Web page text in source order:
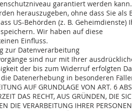
garantiert werden
herauszugeben, ohne dass Sie
US-Behörden (z. B.
Wir haben auf diese
Einfluss.
zur Datenverarbeitung
sind nur mit Ihrer
der bis zum Widerruf erfolgten
Datenerhebung in besonderen
AUF GRUNDLAGE VON ART. 6
DAS RECHT, AUS GRÜNDEN, DIE
DIE VERARBEITUNG IHRER